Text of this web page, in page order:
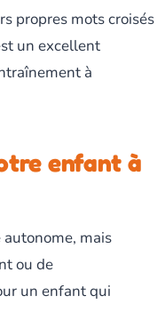
propres mots croisés
un excellent
à
enfant à
mais
ou de
un enfant qui